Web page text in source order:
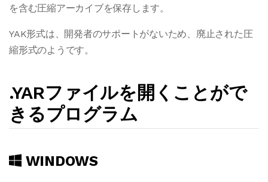
を含む圧縮アーカイブを保存します。
YAK形式は、開発者のサポートがないため、廃止された圧
縮形式のようです。
.YARファイルを開くことがで
きるプログラム
WINDOWS